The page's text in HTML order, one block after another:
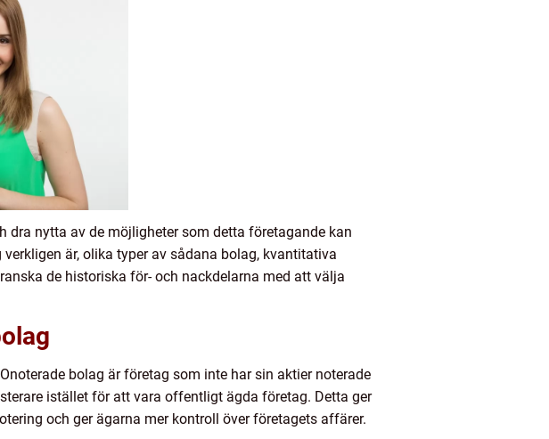
nytta av de möjligheter som detta företagande kan
är, olika typer av sådana bolag, kvantitativa
de historiska för- och nackdelarna med att välja
bolag är företag som inte har sin aktier noterade
istället för att vara offentligt ägda företag. Detta ger
och ger ägarna mer kontroll över företagets affärer.